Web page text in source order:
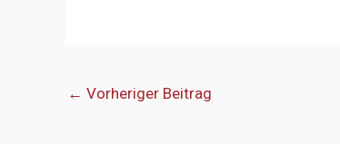
← Vorheriger Beitrag